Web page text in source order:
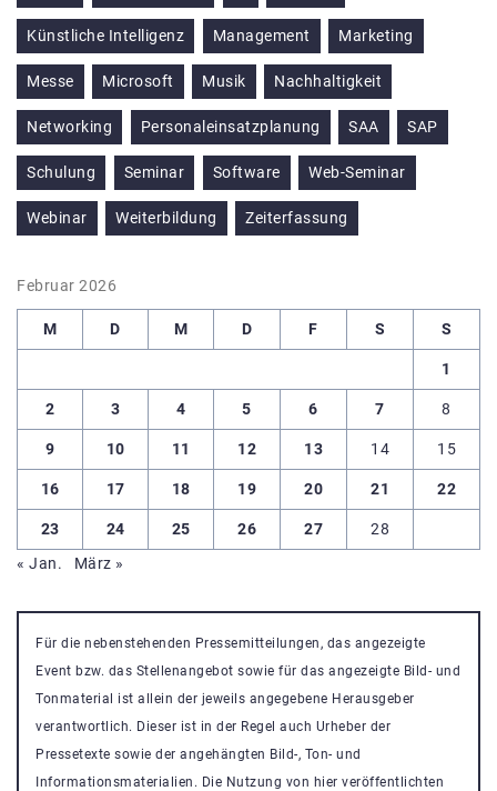
Künstliche Intelligenz Management Marketing
Messe Microsoft Musik Nachhaltigkeit
Networking Personaleinsatzplanung SAA SAP
Schulung Seminar Software Web-Seminar
Webinar Weiterbildung Zeiterfassung
Februar 2026
M D M D F S S
1
2 3 4 5 6 7 8
9 10 11 12 13 14 15
16 17 18 19 20 21 22
23 24 25 26 27
28
« Jan.
März »
Für die nebenstehenden Pressemitteilungen, das angezeigte
Event bzw. das Stellenangebot sowie für das angezeigte Bild- und
Tonmaterial ist allein der jeweils angegebene Herausgeber
verantwortlich. Dieser ist in der Regel auch Urheber der
Pressetexte sowie der angehängten Bild-, Ton- und
Informationsmaterialien. Die Nutzung von hier veröffentlichten